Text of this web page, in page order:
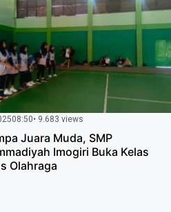
08:50• 9.683 views
Juara Muda, SMP
Imogiri Buka Kelas
Olahraga